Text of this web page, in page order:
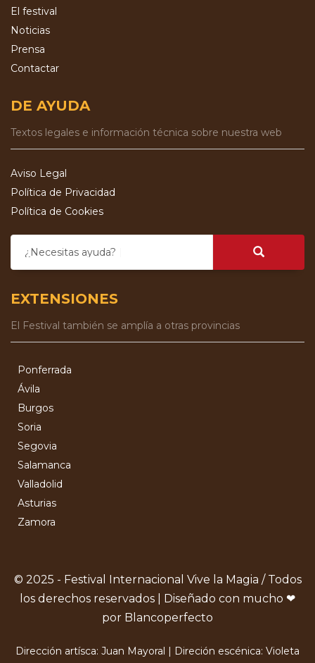
El festival
Noticias
Prensa
Contactar
DE AYUDA
Textos legales e información técnica sobre nuestra web
Aviso Legal
Política de Privacidad
Política de Cookies
¿Necesitas ayuda?
EXTENSIONES
El Festival también se amplía a otras provincias
Ponferrada
Ávila
Burgos
Soria
Segovia
Salamanca
Valladolid
Asturias
Zamora
© 2025 - Festival Internacional Vive la Magia / Todos
los derechos reservados | Diseñado con mucho ❤
por Blancoperfecto
Dirección artísca: Juan Mayoral | Direción escénica: Violeta